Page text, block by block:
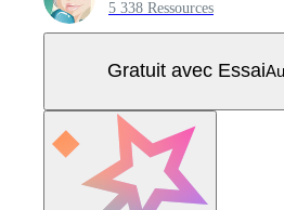
5 338 Ressources
Gratuit avec Essai